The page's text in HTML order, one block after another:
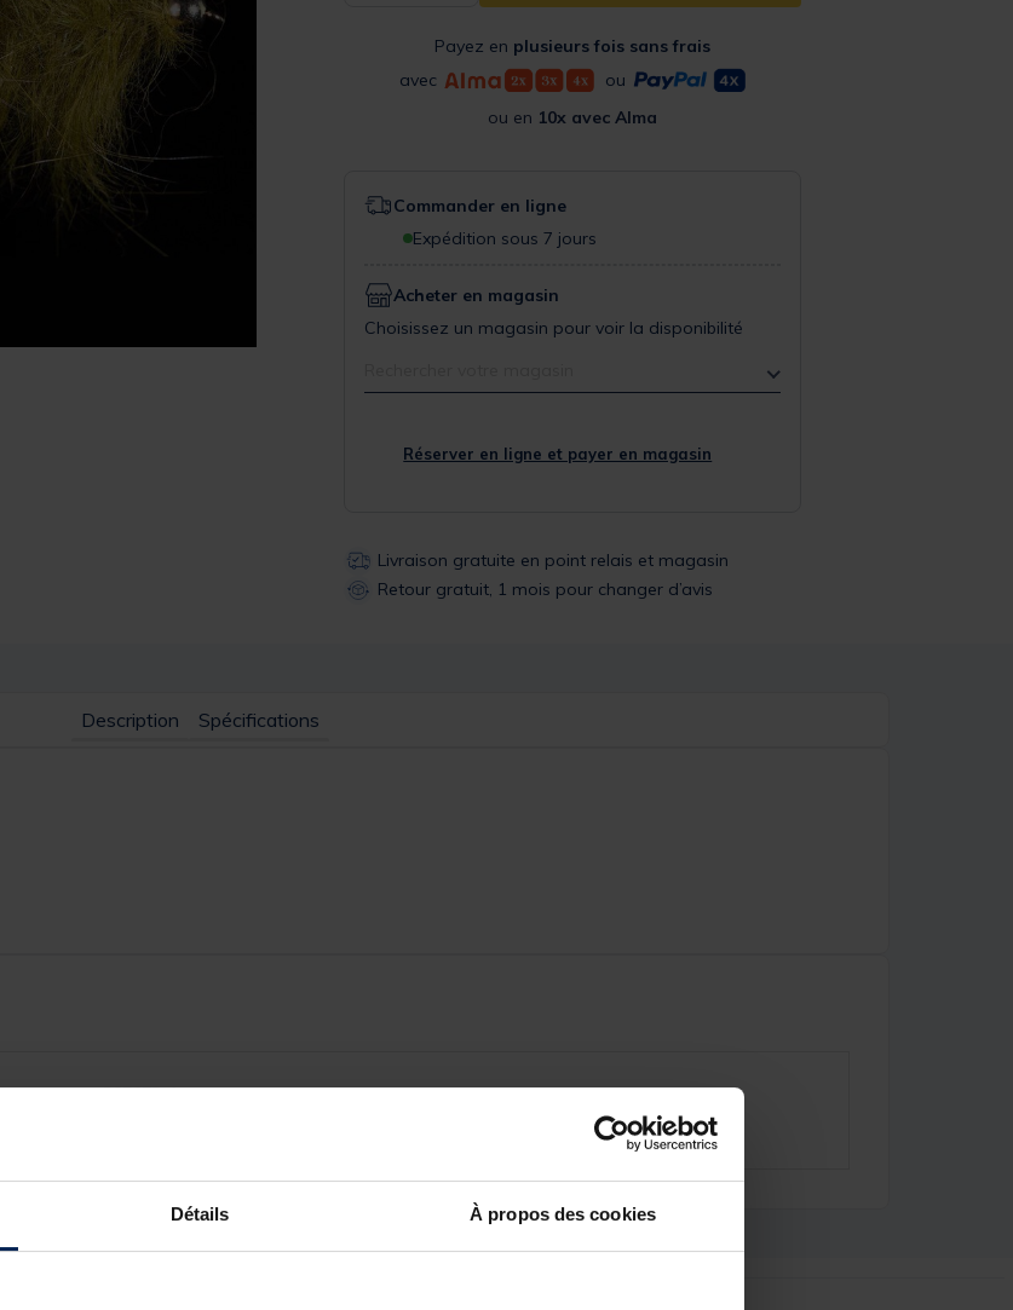
Détails À propos des cookies
Payez en plusieurs fois sans frais
avec
ou
ou en 10x avec Alma
Commander en ligne
Expédition sous 7 jours
Acheter en magasin
Choisissez un magasin pour voir la disponibilité
Réserver en ligne et payer en magasin
Livraison gratuite en point relais et magasin
Retour gratuit, 1 mois pour changer d’avis
Description Spécifications
205672-1